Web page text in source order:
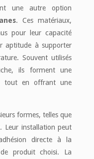
une autre option
. Ces matériaux,
pour leur capacité
aptitude à supporter
Souvent utilisés
ils forment une
tout en offrant une
formes, telles que
Leur installation peut
directe à la
produit choisi. La